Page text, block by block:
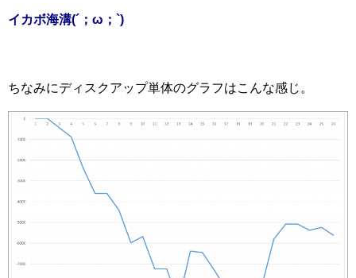
イカボ海溝(´；ω；`)
ちなみにディスクアップ単体のグラフはこんな感じ。